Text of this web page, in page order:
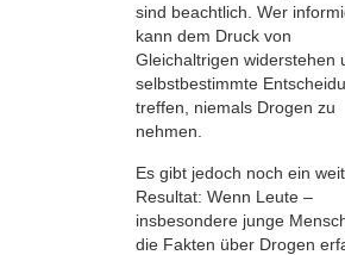
sind beachtlich. Wer
kann dem Druck von
Gleichaltrigen widerstehen
selbstbestimmte
treffen, niemals Drogen zu
nehmen.
Es gibt jedoch noch ein
Resultat: Wenn Leute –
insbesondere junge
die Fakten über Drogen